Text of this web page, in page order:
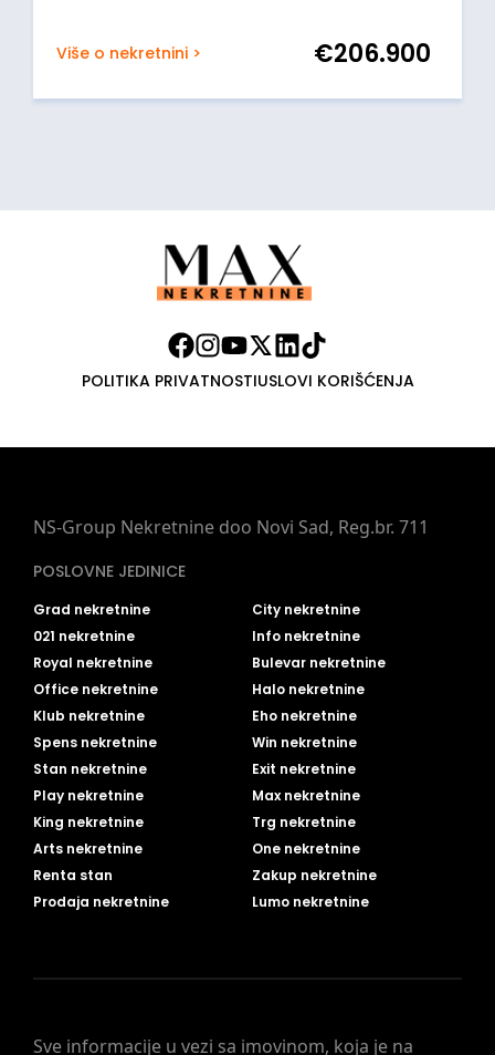
Više o nekretnini > €206.900
POLITIKA PRIVATNOSTIUSLOVI KORIŠĆENJA
Sve informacije u vezi sa imovinom, koja je na
NS-Group Nekretnine doo Novi Sad, Reg.br. 711
POSLOVNE JEDINICE
Grad nekretnine
City nekretnine
021 nekretnine
Info nekretnine
Royal nekretnine
Bulevar nekretnine
Office nekretnine
Halo nekretnine
Klub nekretnine
Eho nekretnine
Spens nekretnine
Win nekretnine
Stan nekretnine
Exit nekretnine
Play nekretnine
Max nekretnine
King nekretnine
Trg nekretnine
Arts nekretnine
One nekretnine
Renta stan
Zakup nekretnine
Prodaja nekretnine
Lumo nekretnine